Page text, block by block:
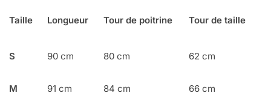
Taille Longueur Tour de poitrine Tour de taille
S 90 cm 80 cm 62 cm
M 91 cm 84 cm 66 cm